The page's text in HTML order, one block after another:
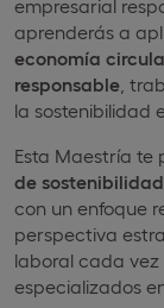
empresarial
aprenderás a
economía
responsable ,
la sostenibilidad
Esta Maestría te
de sostenibilidad
con un enfoque
perspectiva
laboral cada
especializados